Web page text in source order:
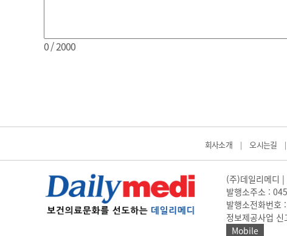
0/ 2000
회사소개 | 오시는길 |
(주)데일리메디
발행소주소 :
발행소전화번
정보제공사업
Mobile